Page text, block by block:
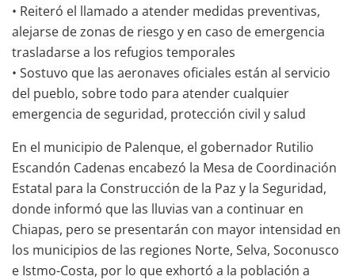
• Reiteró el llamado a atender medidas preventivas,
alejarse de zonas de riesgo y en caso de emergencia
trasladarse a los refugios temporales
• Sostuvo que las aeronaves oficiales están al servicio
del pueblo, sobre todo para atender cualquier
emergencia de seguridad, protección civil y salud
En el municipio de Palenque, el gobernador Rutilio
Escandón Cadenas encabezó la Mesa de Coordinación
Estatal para la Construcción de la Paz y la Seguridad,
donde informó que las lluvias van a continuar en
Chiapas, pero se presentarán con mayor intensidad en
los municipios de las regiones Norte, Selva, Soconusco
e Istmo-Costa, por lo que exhortó a la población a